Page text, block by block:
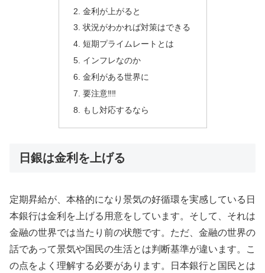
金利が上がると
状況がわかれば対策はできる
短期プライムレートとは
インフレなのか
金利がある世界に
要注意‼️‼️
もし対応するなら
日銀は金利を上げる
定期昇給が、本格的になり景気の好循環を実感している日
本銀行は金利を上げる用意をしています。そして、それは
金融の世界では当たり前の状態です。ただ、金融の世界の
話であって景気や国民の生活とは判断基準が違います。こ
の点をよく理解する必要があります。日本銀行と国民とは